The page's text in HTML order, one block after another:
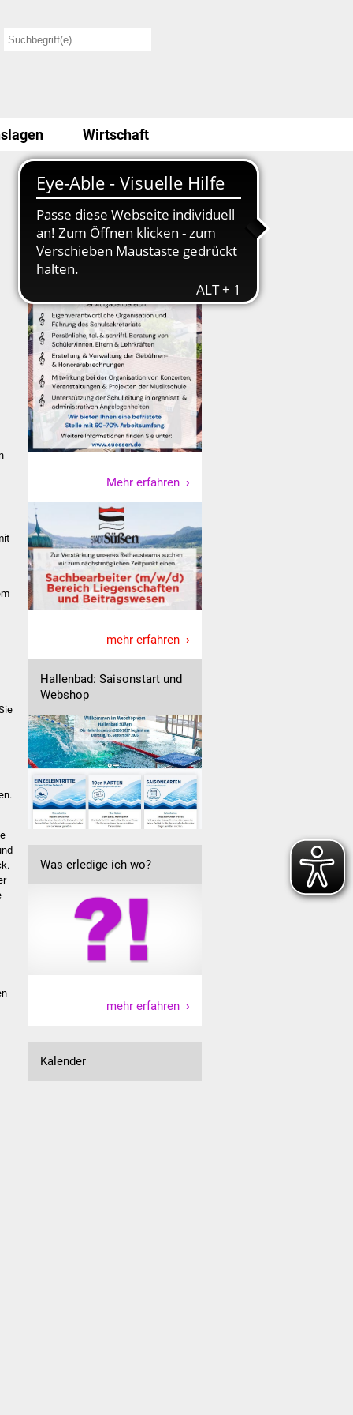
Wirtschaft
Stellenausschreibung
Mehr erfahren
mehr erfahren
Hallenbad: Saisonstart und
Webshop
Was erledige ich wo?
mehr erfahren
Kalender